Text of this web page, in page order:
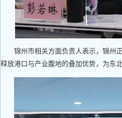
锦州市相关方面负责人表示，锦州
释放港口与产业腹地的叠加优势，为东